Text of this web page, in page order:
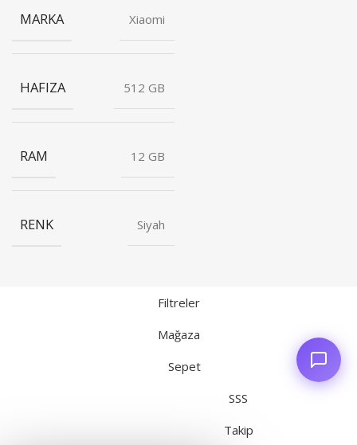
MARKA Xiaomi
HAFIZA 512 GB
RAM 12 GB
RENK Siyah
Filtreler
Mağaza
Sepet
SSS
Takip